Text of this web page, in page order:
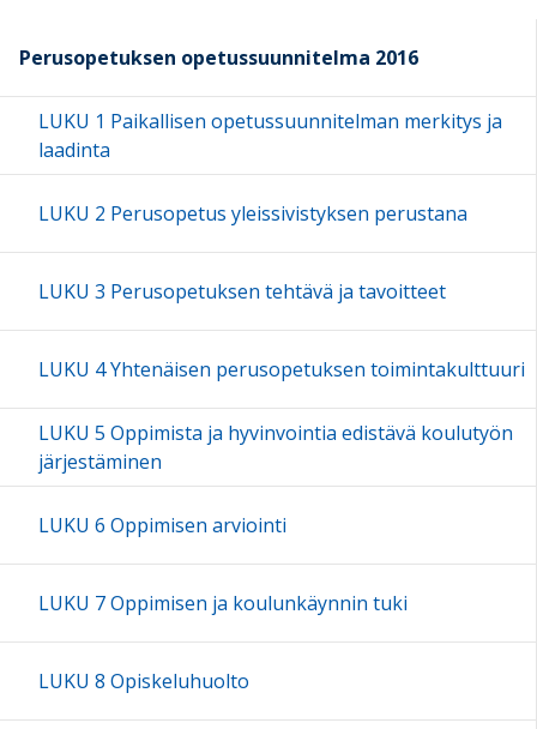
Perusopetuksen opetussuunnitelma 2016
LUKU 1 Paikallisen opetussuunnitelman merkitys ja
laadinta
LUKU 2 Perusopetus yleissivistyksen perustana
LUKU 3 Perusopetuksen tehtävä ja tavoitteet
LUKU 4 Yhtenäisen perusopetuksen toimintakulttuuri
LUKU 5 Oppimista ja hyvinvointia edistävä koulutyön
järjestäminen
LUKU 6 Oppimisen arviointi
LUKU 7 Oppimisen ja koulunkäynnin tuki
LUKU 8 Opiskeluhuolto